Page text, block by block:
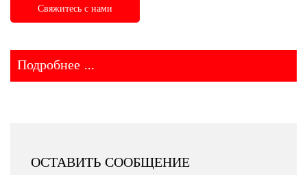
Свяжитесь с нами
Подробнее ...
ОСТАВИТЬ СООБЩЕНИЕ